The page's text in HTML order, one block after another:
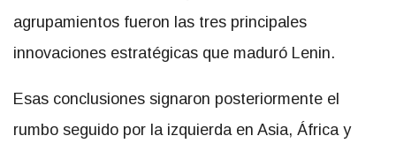
agrupamientos fueron las tres principales
innovaciones estratégicas que maduró Lenin.
Esas conclusiones signaron posteriormente el
rumbo seguido por la izquierda en Asia, África y